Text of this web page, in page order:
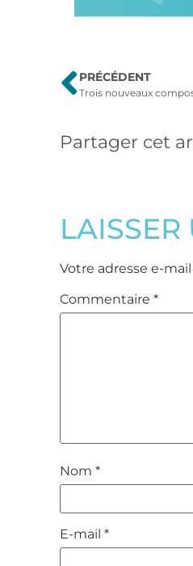
PRÉCÉDENT
Trois nouveaux
Partager cet
Votre adresse e-
Commentaire *
Nom *
E-mail *